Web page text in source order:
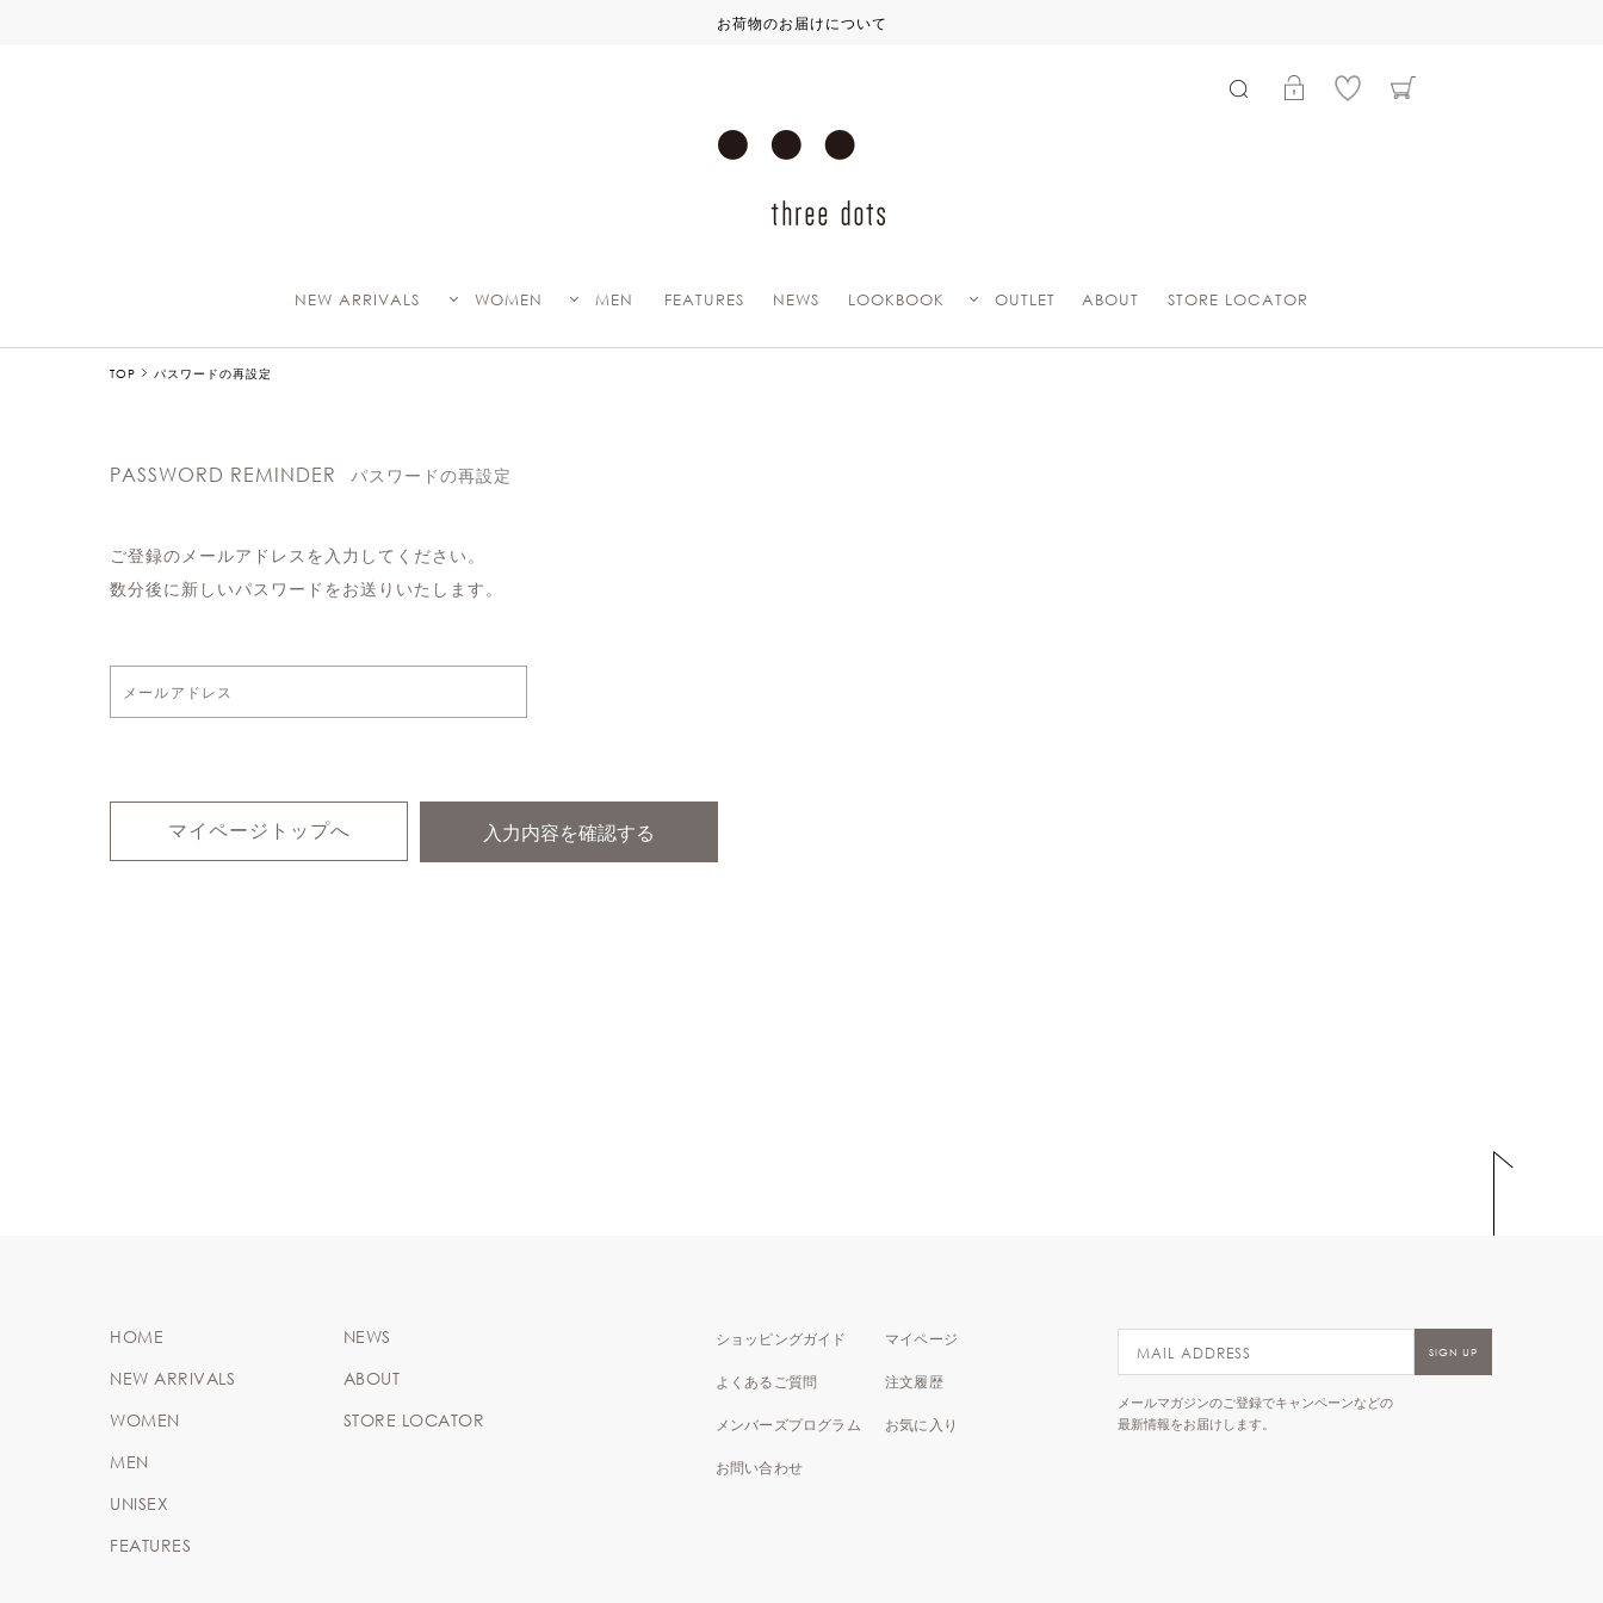
お荷物のお届けについて
NEW ARRIVALS WOMEN MEN FEATURES NEWS LOOKBOOK OUTLET ABOUT STORE LOCATOR
TOP パスワードの再設定
PASSWORD REMINDER パスワードの再設定
ご登録のメールアドレスを入力してください。
数分後に新しいパスワードをお送りいたします。
マイページトップへ
HOME
NEW ARRIVALS
WOMEN
MEN
UNISEX
FEATURES
NEWS
ABOUT
STORE LOCATOR
ショッピングガイド
よくあるご質問
メンバーズプログラム
お問い合わせ
マイページ
注文履歴
お気に入り
メールマガジンのご登録でキャンペーンなどの
最新情報をお届けします。